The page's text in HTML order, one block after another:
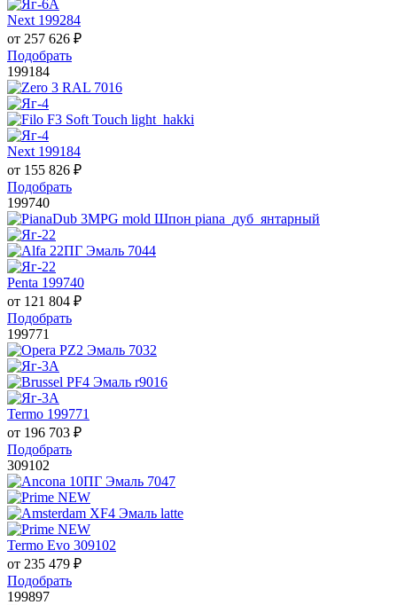
Next 199284
от 257 626 ₽
Подобрать
199184
Next 199184
от 155 826 ₽
Подобрать
199740
Penta 199740
от 121 804 ₽
Подобрать
199771
Termo 199771
от 196 703 ₽
Подобрать
309102
Termo Evo 309102
от 235 479 ₽
Подобрать
199897